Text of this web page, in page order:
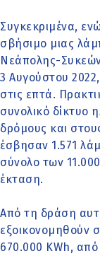
Συγκεκριμένα,
σβήσιμο μιας
Νεάπολης-
3 Αυγούστου
στις επτά.
συνολικό δίκτυο
δρόμους και
έσβησαν 1.571
σύνολο των
έκταση.
Από τη δράση
εξοικονομηθούν
670.000 KWh, από